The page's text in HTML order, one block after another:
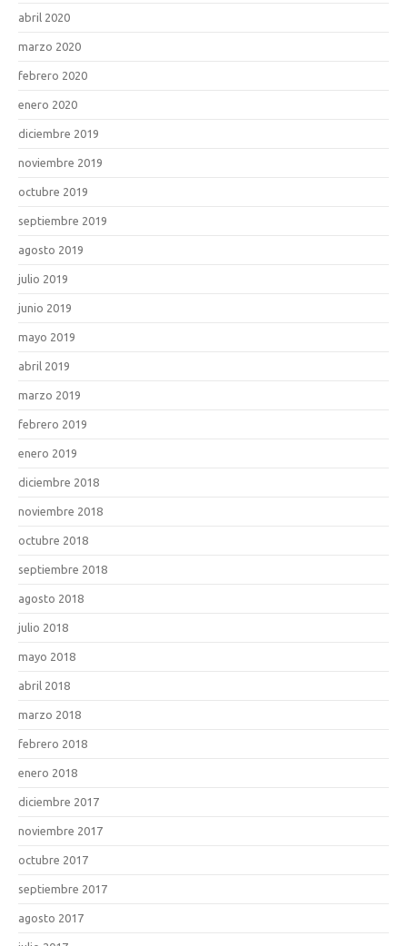
abril 2020
marzo 2020
febrero 2020
enero 2020
diciembre 2019
noviembre 2019
octubre 2019
septiembre 2019
agosto 2019
julio 2019
junio 2019
mayo 2019
abril 2019
marzo 2019
febrero 2019
enero 2019
diciembre 2018
noviembre 2018
octubre 2018
septiembre 2018
agosto 2018
julio 2018
mayo 2018
abril 2018
marzo 2018
febrero 2018
enero 2018
diciembre 2017
noviembre 2017
octubre 2017
septiembre 2017
agosto 2017